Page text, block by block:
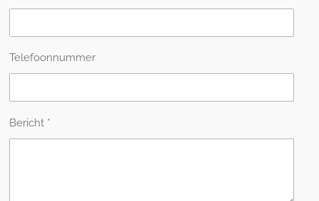
Telefoonnummer
Bericht *